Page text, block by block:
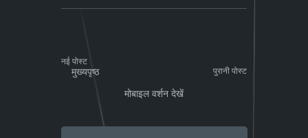
नई पोस्ट
पुरानी पोस्ट
मुख्यपृष्ठ
मोबाइल वर्शन देखें